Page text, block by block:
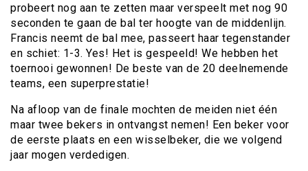
probeert nog aan te zetten maar verspeelt met nog 90
seconden te gaan de bal ter hoogte van de middenlijn.
Francis neemt de bal mee, passeert haar tegenstander
en schiet: 1-3. Yes! Het is gespeeld! We hebben het
toernooi gewonnen! De beste van de 20 deelnemende
teams, een superprestatie!
Na afloop van de finale mochten de meiden niet één
maar twee bekers in ontvangst nemen! Een beker voor
de eerste plaats en een wisselbeker, die we volgend
jaar mogen verdedigen.